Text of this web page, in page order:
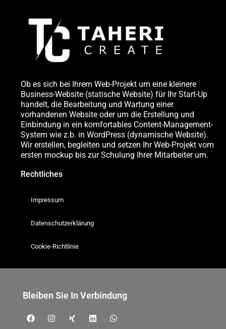
Ob es sich bei Ihrem Web-Projekt um eine kleinere
Business-Website (statische Website) für Ihr Start-Up
handelt, die Bearbeitung und Wartung einer
vorhandenen Website oder um die Erstellung und
Einbindung in ein komfortables Content-Management-
System wie z.b. in WordPress (dynamische Website).
Wir erstellen, begleiten und setzen Ihr Web-Projekt vom
ersten mockup bis zur Schulung Ihrer Mitarbeiter um.
Rechtliches
Impressum
Datenschutzerklärung
Cookie-Richtlinie
Bleiben Sie In Verbindung